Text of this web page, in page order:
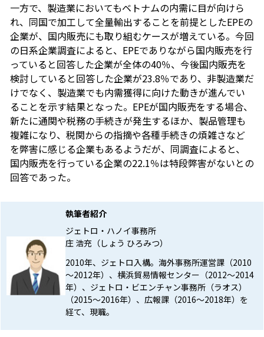
一方で、製造業においてもベトナムの内需に目が向けら
れ、同国で加工して全量輸出することを前提としたEPEの
企業が、国内販売にも取り組むケースが増えている。今回
の日系企業調査によると、EPEでありながら国内販売を行
っていると回答した企業が全体の40％、今後国内販売を
検討していると回答した企業が23.8％であり、非製造業だ
けでなく、製造業でも内需獲得に向けた動きが進んでい
ることを示す結果となった。EPEが国内販売をする場合、
新たに通関や税務の手続きが発生するほか、製品管理も
複雑になり、税関からの指摘や各種手続きの煩雑さなど
を弊害に感じる企業もあるようだが、同調査によると、
国内販売を行っている企業の22.1％は特段弊害がないとの
回答であった。
執筆者紹介
ジェトロ・ハノイ事務所
庄 浩充（しょう ひろみつ）
2010年、ジェトロ入構。海外事務所運営課（2010
～2012年）、横浜貿易情報センター（2012～2014
年）、ジェトロ・ビエンチャン事務所（ラオス）
（2015～2016年）、広報課（2016～2018年）を
経て、現職。